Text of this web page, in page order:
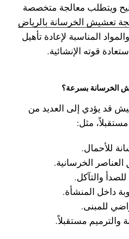
ويتطلب معالجة متخصصة
تعشيش الخرسانة بالرياض
المناسبة لإعادة تأهيل
قوته الإنشائية.
الخرسانة بسرعة؟
قد يؤدي إلى العديد من
مثل:
للأحمال.
العناصر الخرسانية.
والتآكل.
داخل المنشأة.
للمبنى.
والترميم مستقبلاً.